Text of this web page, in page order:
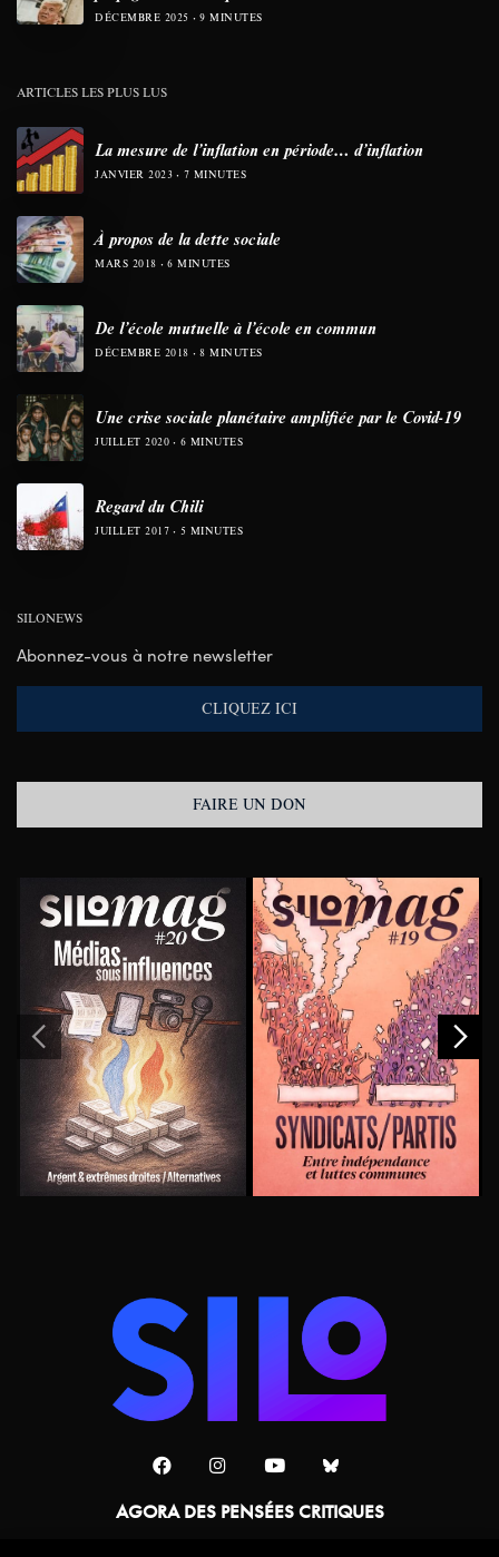
DÉCEMBRE 2025 9 MINUTES
ARTICLES LES PLUS LUS
La mesure de l’inflation en période… d’inflation
JANVIER 2023 7 MINUTES
À propos de la dette sociale
MARS 2018 6 MINUTES
De l’école mutuelle à l’école en commun
DÉCEMBRE 2018 8 MINUTES
Une crise sociale planétaire amplifiée par le Covid-19
JUILLET 2020 6 MINUTES
Regard du Chili
JUILLET 2017 5 MINUTES
SILONEWS
Abonnez-vous à notre newsletter
CLIQUEZ ICI
FAIRE UN DON
AGORA DES PENSÉES CRITIQUES